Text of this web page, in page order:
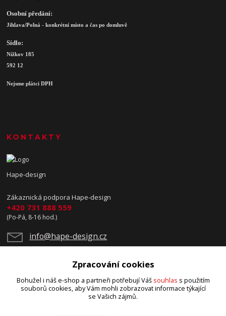
Osobní předání:
Jihlava/Polná - konkrétní místo a čas po domluvě
Sídlo:
Nížkov 185
592 12
Nejsme plátci DPH
KONTAKTY
Hape-design
Zákaznická podpora Hape-design
+420 731 888 559
(Po-Pá, 8-16 hod.)
info@hape-design.cz
Zpracování cookies
Bohužel i náš e-shop a partneři potřebují Váš souhlas s použitím
souborů cookies, aby Vám mohli zobrazovat informace týkající
se Vašich zájmů.